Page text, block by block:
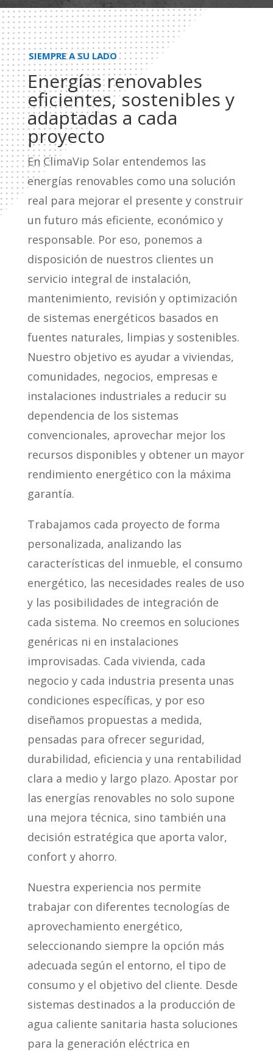
SIEMPRE A SU LADO
Energías renovables
eficientes, sostenibles y
adaptadas a cada
proyecto
En ClimaVip Solar entendemos las
energías renovables como una solución
real para mejorar el presente y construir
un futuro más eficiente, económico y
responsable. Por eso, ponemos a
disposición de nuestros clientes un
servicio integral de instalación,
mantenimiento, revisión y optimización
de sistemas energéticos basados en
fuentes naturales, limpias y sostenibles.
Nuestro objetivo es ayudar a viviendas,
comunidades, negocios, empresas e
instalaciones industriales a reducir su
dependencia de los sistemas
convencionales, aprovechar mejor los
recursos disponibles y obtener un mayor
rendimiento energético con la máxima
garantía.
Trabajamos cada proyecto de forma
personalizada, analizando las
características del inmueble, el consumo
energético, las necesidades reales de uso
y las posibilidades de integración de
cada sistema. No creemos en soluciones
genéricas ni en instalaciones
improvisadas. Cada vivienda, cada
negocio y cada industria presenta unas
condiciones específicas, y por eso
diseñamos propuestas a medida,
pensadas para ofrecer seguridad,
durabilidad, eficiencia y una rentabilidad
clara a medio y largo plazo. Apostar por
las energías renovables no solo supone
una mejora técnica, sino también una
decisión estratégica que aporta valor,
confort y ahorro.
Nuestra experiencia nos permite
trabajar con diferentes tecnologías de
aprovechamiento energético,
seleccionando siempre la opción más
adecuada según el entorno, el tipo de
consumo y el objetivo del cliente. Desde
sistemas destinados a la producción de
agua caliente sanitaria hasta soluciones
para la generación eléctrica en